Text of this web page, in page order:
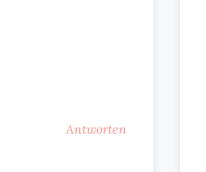
Antworten